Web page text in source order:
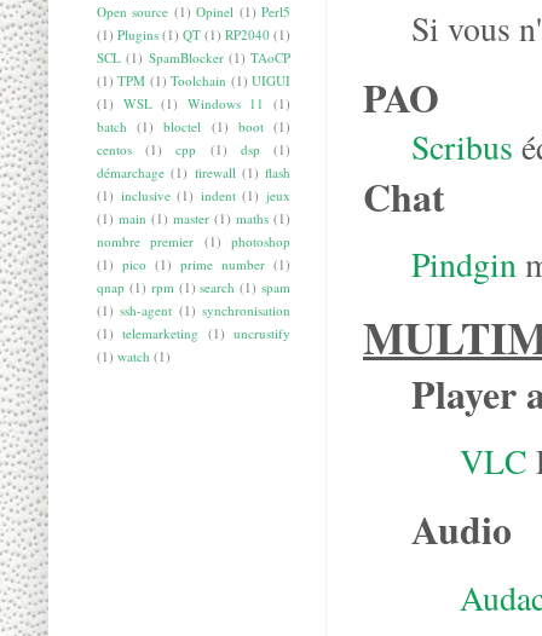
Si vous
PAO
Scribus
Chat
Pindgin
Player
VLC
Audio
Open source (1) Opinel (1) Perl5
(1) Plugins (1) QT (1) RP2040 (1)
SCL (1) SpamBlocker (1) TAoCP
(1) TPM (1) Toolchain (1) UIGUI
(1) WSL (1) Windows 11
(1)
batch
(1) bloctel (1) boot (1)
centos
(1) cpp (1) dsp
(1)
démarchage (1) firewall (1) flash
(1) inclusive (1) indent (1) jeux
(1) main (1) master (1) maths (1)
nombre premier (1)
photoshop
(1) pico (1) prime number (1)
qnap (1) rpm (1) search (1) spam
(1) ssh-agent (1) synchronisation
(1) telemarketing (1) uncrustify
(1) watch (1)